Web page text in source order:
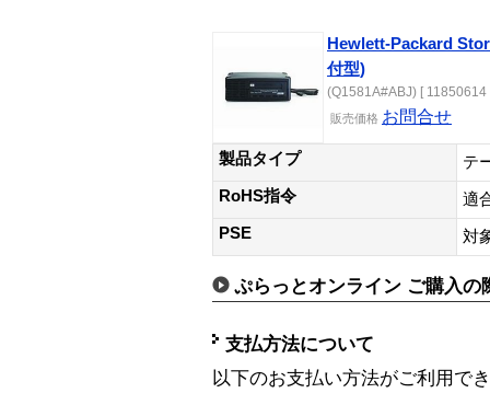
Hewlett-Packard
付型)
(Q1581A#ABJ) [ 11850614
販売価格 お問合せ
製品タイプ
テ
RoHS指令
適
PSE
対
ぷらっとオンライン ご購入の
支払方法について
以下のお支払い方法がご利用で